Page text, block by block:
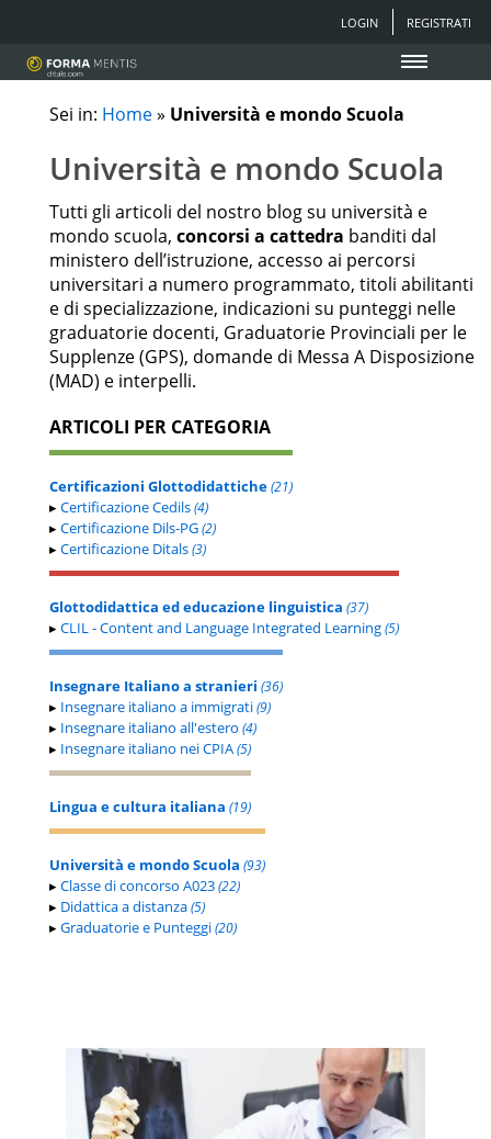
LOGIN REGISTRATI
Sei in: Home» Università e mondo Scuola
Università e mondo Scuola
Tutti gli articoli del nostro blog su università e
mondo scuola, concorsi a cattedra banditi dal
ministero dell’istruzione, accesso ai percorsi
universitari a numero programmato, titoli abilitanti
e di specializzazione, indicazioni su punteggi nelle
graduatorie docenti, Graduatorie Provinciali per le
Supplenze (GPS), domande di Messa A Disposizione
(MAD) e interpelli.
ARTICOLI PER CATEGORIA
Certificazioni Glottodidattiche(21)
▸Certificazione Cedils(4)
▸Certificazione Dils-PG(2)
▸Certificazione Ditals(3)
Glottodidattica ed educazione linguistica (37)
▸CLIL - Content and Language Integrated Learning(5)
Insegnare Italiano a stranieri (36)
▸ Insegnare italiano a immigrati(9)
▸ Insegnare italiano all'estero (4)
▸ Insegnare italiano nei CPIA(5)
Lingua e cultura italiana (19)
Università e mondo Scuola (93)
▸Classe di concorso A023(22)
▸ Didattica a distanza(5)
▸Graduatorie e Punteggi(20)